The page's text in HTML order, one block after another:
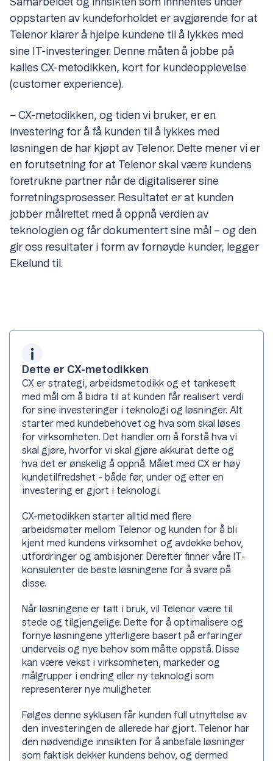
Samarbeidet og innsikten som innhentes under
oppstarten av kundeforholdet er avgjørende for at
Telenor klarer å hjelpe kundene til å lykkes med
sine IT-investeringer. Denne måten å jobbe på
kalles CX-metodikken, kort for kundeopplevelse
(customer experience).
– CX-metodikken, og tiden vi bruker, er en
investering for å få kunden til å lykkes med
løsningen de har kjøpt av Telenor. Dette mener vi er
en forutsetning for at Telenor skal være kundens
foretrukne partner når de digitaliserer sine
forretningsprosesser. Resultatet er at kunden
jobber målrettet med å oppnå verdien av
teknologien og får dokumentert sine mål – og den
gir oss resultater i form av fornøyde kunder, legger
Ekelund til.
Dette er CX-metodikken
CX er strategi, arbeidsmetodikk og et tankesett
med mål om å bidra til at kunden får realisert verdi
for sine investeringer i teknologi og løsninger. Alt
starter med kundebehovet og hva som skal løses
for virksomheten. Det handler om å forstå hva vi
skal gjøre, hvorfor vi skal gjøre akkurat dette og
hva det er ønskelig å oppnå. Målet med CX er høy
kundetilfredshet - både før, under og etter en
investering er gjort i teknologi.
CX-metodikken starter alltid med flere
arbeidsmøter mellom Telenor og kunden for å bli
kjent med kundens virksomhet og avdekke behov,
utfordringer og ambisjoner. Deretter finner våre IT-
konsulenter de beste løsningene for å svare på
disse.
Når løsningene er tatt i bruk, vil Telenor være til
stede og tilgjengelige. Dette for å optimalisere og
fornye løsningene ytterligere basert på erfaringer
underveis og nye behov som måtte oppstå. Disse
kan være vekst i virksomheten, markeder og
målgrupper i endring eller ny teknologi som
representerer nye muligheter.
Følges denne syklusen får kunden full utnyttelse av
den investeringen de allerede har gjort. Telenor har
den nødvendige innsikten for å anbefale løsninger
som faktisk dekker kundens behov, og dermed